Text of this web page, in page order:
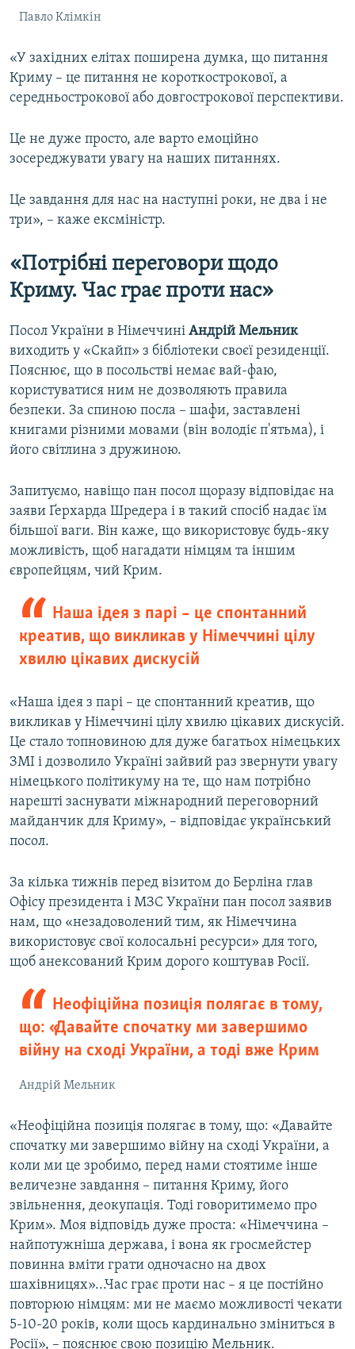
Павло Клімкін
«У західних елітах поширена думка, що питання
Криму – це питання не короткострокової, а
середньострокової або довгострокової перспективи.
Це не дуже просто, але варто емоційно
зосереджувати увагу на наших питаннях.
Це завдання для нас на наступні роки, не два і не
три», – каже ексміністр.
«Потрібні переговори щодо
Криму. Час грає проти нас»
Посол України в Німеччині Андрій Мельник
виходить у «Скайп» з бібліотеки своєї резиденції.
Пояснює, що в посольстві немає вай-фаю,
користуватися ним не дозволяють правила
безпеки. За спиною посла – шафи, заставлені
книгами різними мовами (він володіє п'ятьма), і
його світлина з дружиною.
Запитуємо, навіщо пан посол щоразу відповідає на
заяви Ґерхарда Шредера і в такий спосіб надає їм
більшої ваги. Він каже, що використовує будь-яку
можливість, щоб нагадати німцям та іншим
європейцям, чий Крим.
Наша ідея з парі – це спонтанний
креатив, що викликав у Німеччині цілу
хвилю цікавих дискусій
«Наша ідея з парі – це спонтанний креатив, що
викликав у Німеччині цілу хвилю цікавих дискусій.
Це стало топновиною для дуже багатьох німецьких
ЗМІ і дозволило Україні зайвий раз звернути увагу
німецького політикуму на те, що нам потрібно
нарешті заснувати міжнародний переговорний
майданчик для Криму», – відповідає український
посол.
За кілька тижнів перед візитом до Берліна глав
Офісу президента і МЗС України пан посол заявив
нам, що «незадоволений тим, як Німеччина
використовує свої колосальні ресурси» для того,
щоб анексований Крим дорого коштував Росії.
Неофіційна позиція полягає в тому,
що: «Давайте спочатку ми завершимо
війну на сході України, а тоді вже Крим
Андрій Мельник
«Неофіційна позиція полягає в тому, що: «Давайте
спочатку ми завершимо війну на сході України, а
коли ми це зробимо, перед нами стоятиме інше
величезне завдання – питання Криму, його
звільнення, деокупація. Тоді говоритимемо про
Крим». Моя відповідь дуже проста: «Німеччина –
найпотужніша держава, і вона як гросмейстер
повинна вміти грати одночасно на двох
шахівницях»...Час грає проти нас – я це постійно
повторюю німцям: ми не маємо можливості чекати
5-10-20 років, коли щось кардинально зміниться в
Росії», – пояснює свою позицію Мельник.